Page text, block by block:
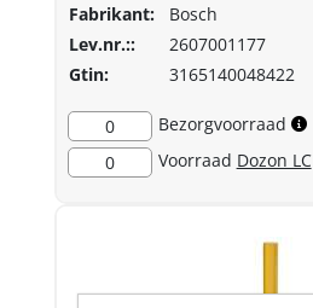
Fabrikant:
Bosch
Lev.nr.::
2607001177
Gtin:
3165140048422
0
Bezorgvoorraad
0
Voorraad Dozon LC